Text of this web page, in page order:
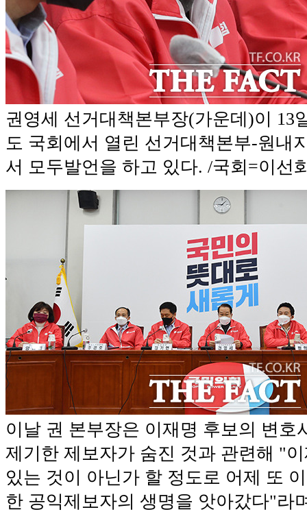
권영세 선거대책본부장(가운데)이 13
도 국회에서 열린 선거대책본부-원내
서 모두발언을 하고 있다. /국회=이선
이날 권 본부장은 이재명 후보의 변호
제기한 제보자가 숨진 것과 관련해 "
있는 것이 아닌가 할 정도로 어제 또
한 공익제보자의 생명을 앗아갔다"라